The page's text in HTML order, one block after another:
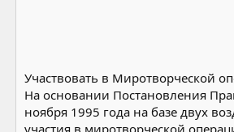
Участвовать в Миротворческой
На основании Постановления
ноября 1995 года на базе двух
участия в миротворческой